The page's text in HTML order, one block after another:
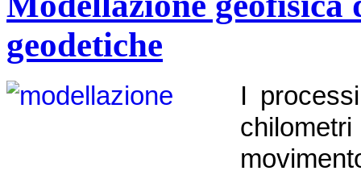
geodetiche
I